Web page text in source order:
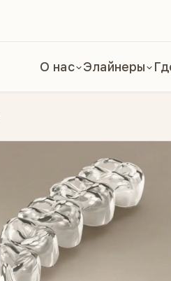
О нас Элайнеры